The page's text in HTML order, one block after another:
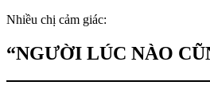
Nhiều chị cảm giác:
“NGƯỜI LÚC NÀO